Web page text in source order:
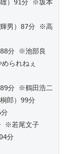
）91分 ※坂本
男）87分 ※高
88分 ※池部良
られねぇ
桐郎）99分
※若尾文子
分